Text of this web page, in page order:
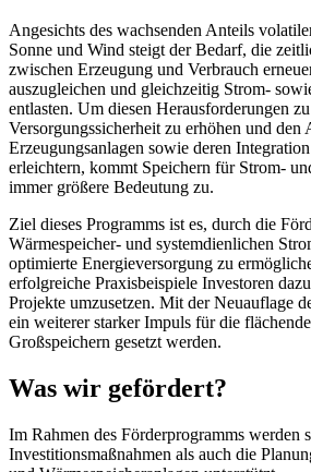
Angesichts des wachsenden Anteils
Sonne und Wind steigt der Bedarf, die
zwischen Erzeugung und Verbrauch
auszugleichen und gleichzeitig Strom-
entlasten. Um diesen Herausforderungen
Versorgungssicherheit zu erhöhen und den
Erzeugungsanlagen sowie deren
erleichtern, kommt Speichern für Strom-
immer größere Bedeutung zu.
Ziel dieses Programms ist es, durch die
Wärmespeicher- und systemdienlichen
optimierte Energieversorgung zu
erfolgreiche Praxisbeispiele Investoren
Projekte umzusetzen. Mit der Neuauflage
ein weiterer starker Impuls für die
Großspeichern gesetzt werden.
Was wir gefördert?
Im Rahmen des Förderprogramms werden
Investitionsmaßnahmen als auch die